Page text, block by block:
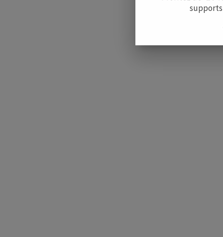
supports